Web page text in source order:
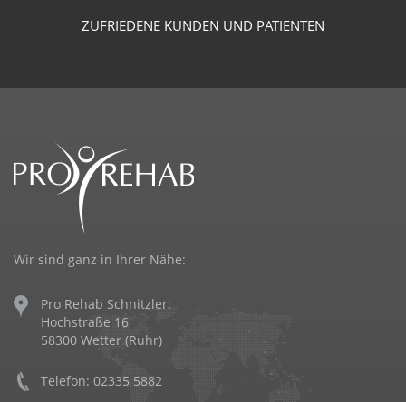
ZUFRIEDENE KUNDEN UND PATIENTEN
Wir sind ganz in Ihrer Nähe:
Pro Rehab Schnitzler:
Hochstraße 16
58300 Wetter (Ruhr)
Telefon: 02335 5882